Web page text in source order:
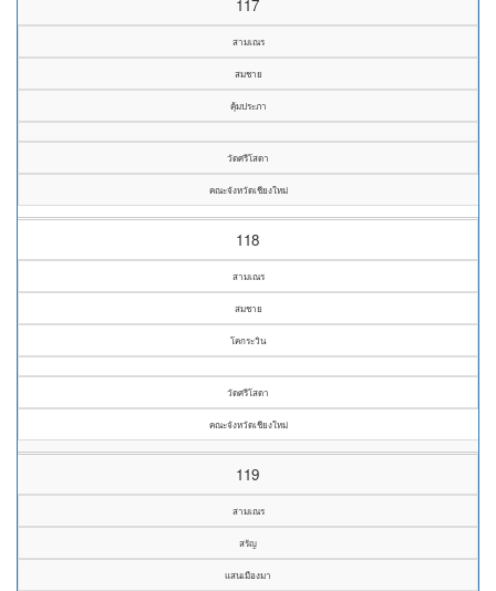
117
สามเณร
สมชาย
คุ้มประภา
วัดศรีโสดา
คณะจังหวัดเชียงใหม่
118
สามเณร
สมชาย
โคกระวิน
วัดศรีโสดา
คณะจังหวัดเชียงใหม่
119
สามเณร
สรัญ
แสนเมืองมา